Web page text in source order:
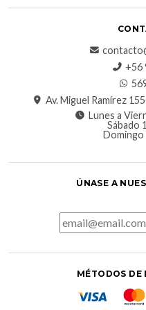
‪+56
Av. Miguel Ramírez
Lunes a
Sábado
Domingo
ÚNASE A
MÉTODOS DE